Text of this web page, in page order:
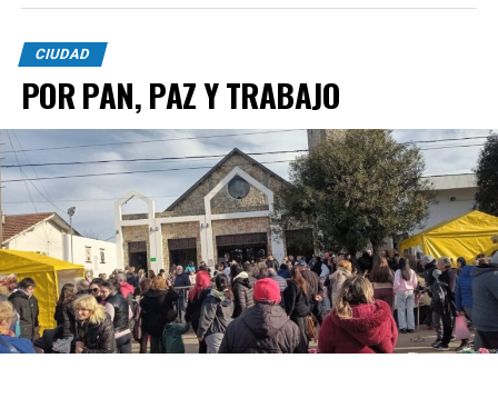
CIUDAD
POR PAN, PAZ Y TRABAJO